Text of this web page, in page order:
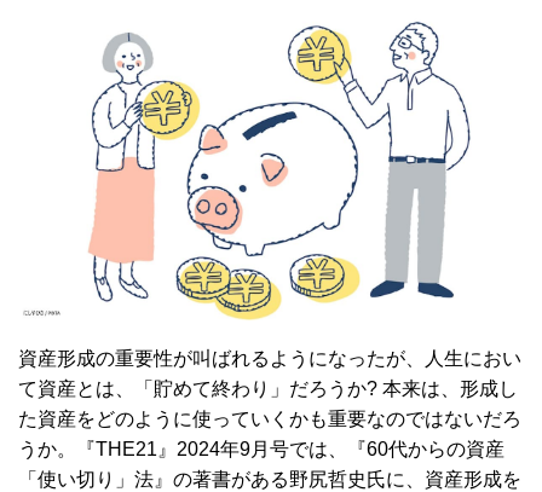
資産形成の重要性が叫ばれるようになったが、人生におい
て資産とは、「貯めて終わり」だろうか? 本来は、形成し
た資産をどのように使っていくかも重要なのではないだろ
うか。『THE21』2024年9月号では、『60代からの資産
「使い切り」法』の著書がある野尻哲史氏に、資産形成を